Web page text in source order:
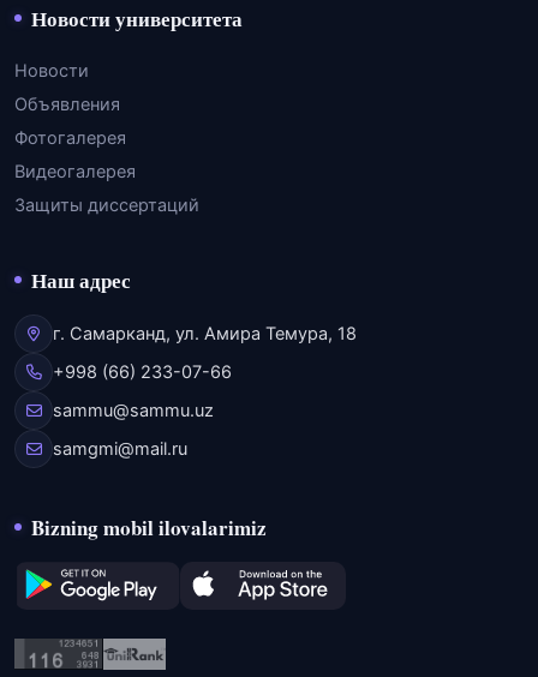
Новости университета
Новости
Объявления
Фотогалерея
Видеогалерея
Защиты диссертаций
Наш адрес
г. Самарканд, ул. Амира Темура, 18
+998 (66) 233-07-66
sammu@sammu.uz
samgmi@mail.ru
Bizning mobil ilovalarimiz